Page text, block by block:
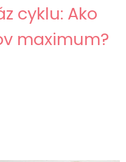
cyklu: Ako
maximum?